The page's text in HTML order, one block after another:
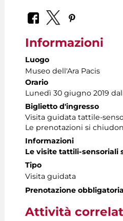
Informazioni
Luogo
Museo dell'Ara Pacis
Orario
Lunedì 30 giugno 2019
Biglietto d'ingresso
Visita guidata tattile-
Le prenotazioni si
Informazioni
Le visite tattili-sensoriali
Tipo
Visita guidata
Prenotazione
Attività